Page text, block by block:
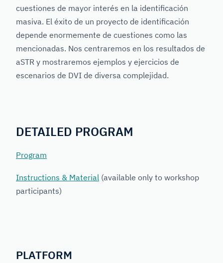
cuestiones de mayor interés en la identificación
masiva. El éxito de un proyecto de identificación
depende enormemente de cuestiones como las
mencionadas. Nos centraremos en los resultados de
aSTR y mostraremos ejemplos y ejercicios de
escenarios de DVI de diversa complejidad.
DETAILED PROGRAM
Program
Instructions & Material (available only to workshop
participants)
PLATFORM